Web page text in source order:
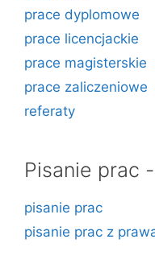
prace dyplomowe
prace licencjackie
prace magisterskie
prace zaliczeniowe
referaty
Pisanie prac
pisanie prac
pisanie prac z